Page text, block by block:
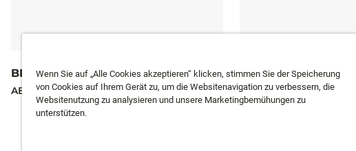
BLACKOUT ICE COMBO
AB 66 €
RADIOACTIVE
AB 125,95 €
Wenn Sie auf „Alle Cookies akzeptieren“ klicken, stimmen Sie der Speicherung
von Cookies auf Ihrem Gerät zu, um die Websitenavigation zu verbessern, die
Websitenutzung zu analysieren und unsere Marketingbemühungen zu
unterstützen.